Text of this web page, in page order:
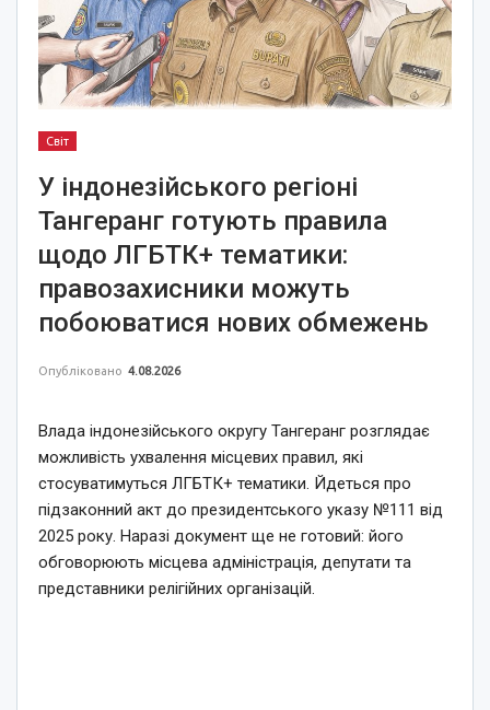
Світ
У індонезійського регіоні
Тангеранг готують правила
щодо ЛГБТК+ тематики:
правозахисники можуть
побоюватися нових обмежень
Опубліковано 4.08.2026
Влада індонезійського округу Тангеранг розглядає
можливість ухвалення місцевих правил, які
стосуватимуться ЛГБТК+ тематики. Йдеться про
підзаконний акт до президентського указу №111 від
2025 року. Наразі документ ще не готовий: його
обговорюють місцева адміністрація, депутати та
представники релігійних організацій.